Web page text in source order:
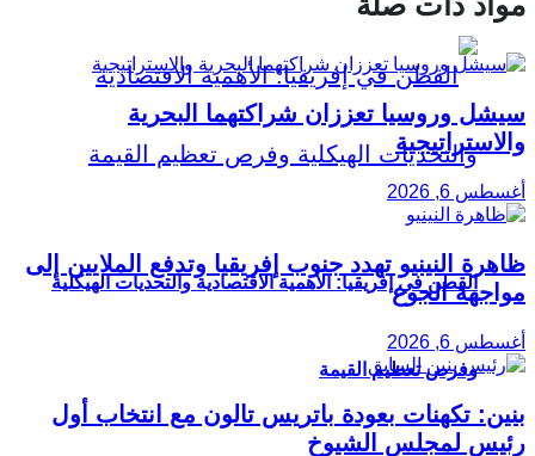
القطن في إفريقيا: الأهمية الاقتصادية والتحديات الهيكلية
وفرص تعظيم القيمة
سيشل وروسيا تعززان شراكتهما البحرية
والاستراتيجية
أغسطس 6, 2026
ظاهرة النينيو تهدد جنوب إفريقيا وتدفع الملايين إلى
مواجهة الجوع
أغسطس 6, 2026
بنين: تكهنات بعودة باتريس تالون مع انتخاب أول
رئيس لمجلس الشيوخ